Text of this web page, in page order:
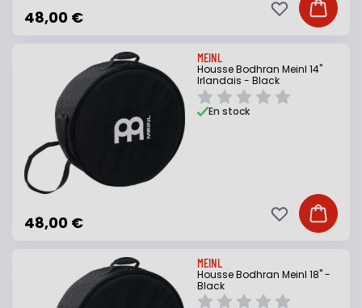
48,00 € Ajouter
Ajouter à ma
MEINL
Housse Bodhran Meinl 14"
Irlandais - Black
48,00 €
En stock
Ajouter
Ajouter à ma
MEINL
Housse Bodhran Meinl 18" -
Black